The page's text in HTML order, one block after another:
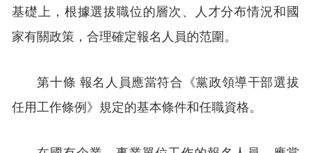
基礎上，根據選拔職位的層次、人才分布情況和國
家有關政策，合理確定報名人員的范圍。
第十條 報名人員應當符合《黨政領導干部選拔
任用工作條例》規定的基本條件和任職資格。